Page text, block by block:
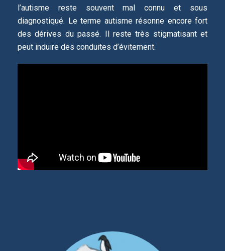
l’autisme reste souvent mal connu et sous
diagnostiqué. Le terme autisme résonne encore fort
des dérives du passé. Il reste très stigmatisant et
peut induire des conduites d’évitement.